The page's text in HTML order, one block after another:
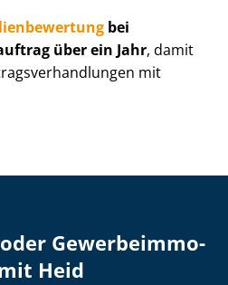
bei
über ein Jahr, damit
mit
oder Ge­wer­be­im­mo­
Heid